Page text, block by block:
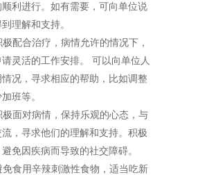
利进行。如有需要，可向单位说
理解和支持。
配合治疗，病情允许的情况下，
灵活的工作安排。 可以向单位人
况，寻求相应的帮助，比如调整
班等。
面对病情，保持乐观的心态，与
，寻求他们的理解和支持。积极
免因疾病而导致的社交障碍。
食用辛辣刺激性食物，适当吃新